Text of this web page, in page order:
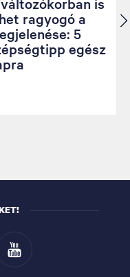
ragyogó a
5
egész